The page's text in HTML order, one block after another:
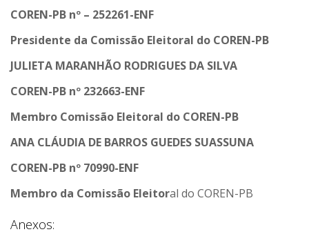
COREN-PB nº – 252261-ENF
Presidente da Comissão Eleitoral do COREN-PB
JULIETA MARANHÃO RODRIGUES DA SILVA
COREN-PB nº 232663-ENF
Membro Comissão Eleitoral do COREN-PB
ANA CLÁUDIA DE BARROS GUEDES SUASSUNA
COREN-PB nº 70990-ENF
Membro da Comissão Eleitoral do COREN-PB
Anexos: